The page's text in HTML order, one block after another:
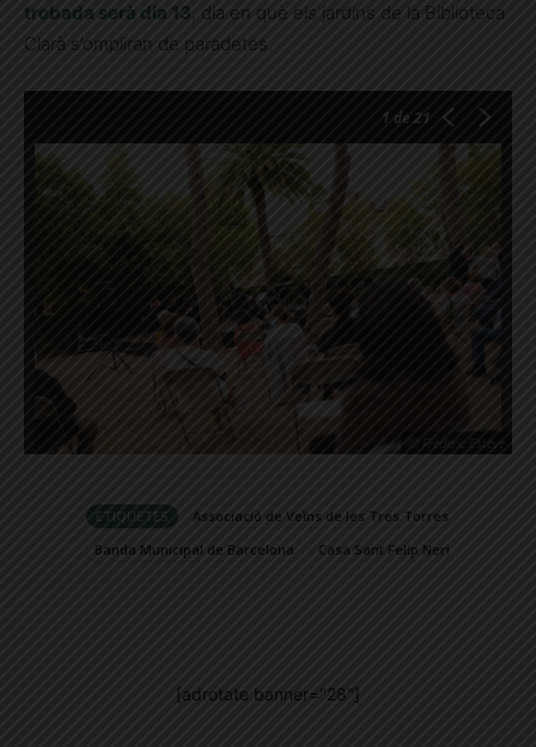
trobada serà dia 13 , dia en què els jardins de la Biblioteca
Clarà s’ompliran de paradetes.
1 de 21
© Frederic Esteve
ETIQUETES
Associació de Veïns de les Tres Torres
Banda Municipal de Barcelona
Casa Sant Felip Neri
[adrotate banner="28"]